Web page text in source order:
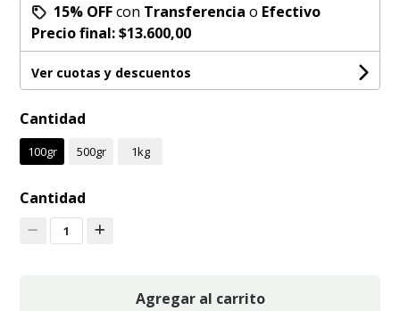
15% OFFcon Transferencia o Efectivo
Precio final:$13.600,00
Ver cuotas y descuentos
Cantidad
100gr 500gr 1kg
Cantidad
1
Agregar al carrito